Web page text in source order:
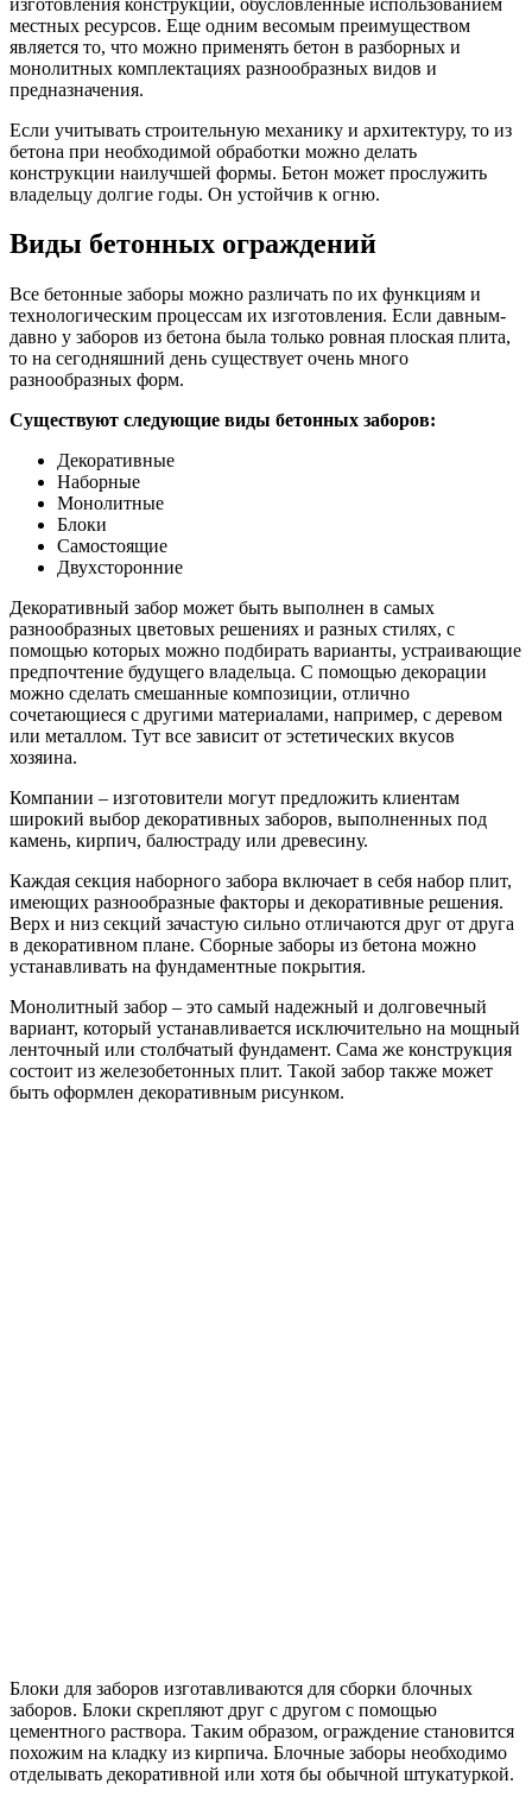
местных ресурсов. Еще одним весомым преимуществом
является то, что можно применять бетон в разборных и
монолитных комплектациях разнообразных видов и
предназначения.
Если учитывать строительную механику и архитектуру, то из
бетона при необходимой обработки можно делать
конструкции наилучшей формы. Бетон может прослужить
владельцу долгие годы. Он устойчив к огню.
Виды бетонных ограждений
Все бетонные заборы можно различать по их функциям и
технологическим процессам их изготовления. Если давным-
давно у заборов из бетона была только ровная плоская плита,
то на сегодняшний день существует очень много
разнообразных форм.
Существуют следующие виды бетонных заборов:
Декоративные
Наборные
Монолитные
Блоки
Самостоящие
Двухсторонние
Декоративный забор может быть выполнен в самых
разнообразных цветовых решениях и разных стилях, с
помощью которых можно подбирать варианты, устраивающие
предпочтение будущего владельца. С помощью декорации
можно сделать смешанные композиции, отлично
сочетающиеся с другими материалами, например, с деревом
или металлом. Тут все зависит от эстетических вкусов
хозяина.
Компании – изготовители могут предложить клиентам
широкий выбор декоративных заборов, выполненных под
камень, кирпич, балюстраду или древесину.
Каждая секция наборного забора включает в себя набор плит,
имеющих разнообразные факторы и декоративные решения.
Верх и низ секций зачастую сильно отличаются друг от друга
в декоративном плане. Сборные заборы из бетона можно
устанавливать на фундаментные покрытия.
Монолитный забор – это самый надежный и долговечный
вариант, который устанавливается исключительно на мощный
ленточный или столбчатый фундамент. Сама же конструкция
состоит из железобетонных плит. Такой забор также может
быть оформлен декоративным рисунком.
Блоки для заборов изготавливаются для сборки блочных
заборов. Блоки скрепляют друг с другом с помощью
цементного раствора. Таким образом, ограждение становится
похожим на кладку из кирпича. Блочные заборы необходимо
отделывать декоративной или хотя бы обычной штукатуркой.